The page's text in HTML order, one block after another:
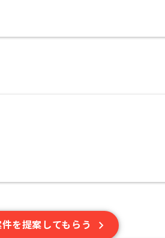
を提案してもらう